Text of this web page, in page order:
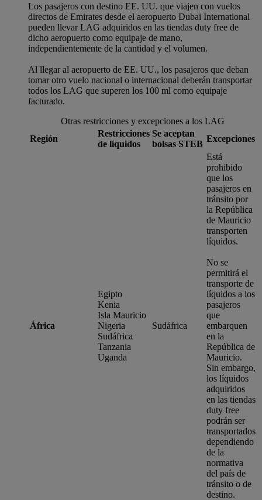
Los pasajeros con destino EE. UU. que viajen con vuelos
directos de Emirates desde el aeropuerto Dubai International
pueden llevar LAG adquiridos en las tiendas duty free de
dicho aeropuerto como equipaje de mano,
independientemente de la cantidad y el volumen.
Al llegar al aeropuerto de EE. UU., los pasajeros que deban
tomar otro vuelo nacional o internacional deberán transportar
todos los LAG que superen los 100 ml como equipaje
facturado.
Otras restricciones y excepciones a los LAG
Región
Restricciones
de líquidos
Se aceptan
bolsas STEB
Excepciones
África
Egipto
Kenia
Isla Mauricio
Nigeria
Sudáfrica
Tanzania
Uganda
Sudáfrica
Está
prohibido
que los
pasajeros en
tránsito por
la República
de Mauricio
transporten
líquidos.
No se
permitirá el
transporte de
líquidos a los
pasajeros
que
embarquen
en la
República de
Mauricio.
Sin embargo,
los líquidos
adquiridos
en las tiendas
duty free
podrán ser
transportados
dependiendo
de la
normativa
del país de
tránsito o de
destino.